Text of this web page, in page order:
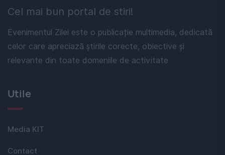
Cel mai bun portal de stiri!
Evenimentul Zilei este o publicație multimedia, dedicată
celor care apreciază știrile corecte, obiective și
relevante din toate domeniile de activitate
Utile
Media KIT
Contact